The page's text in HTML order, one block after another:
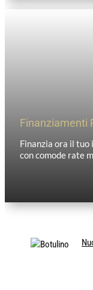
Finanziamenti
Finanzia ora il
con comode rate